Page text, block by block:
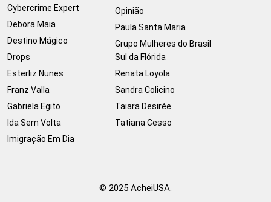
Cybercrime Expert
Debora Maia
Destino Mágico
Drops
Esterliz Nunes
Franz Valla
Gabriela Egito
Ida Sem Volta
Imigração Em Dia
Opinião
Paula Santa Maria
Grupo Mulheres do Brasil
Sul da Flórida
Renata Loyola
Sandra Colicino
Taiara Desirée
Tatiana Cesso
© 2025 AcheiUSA.